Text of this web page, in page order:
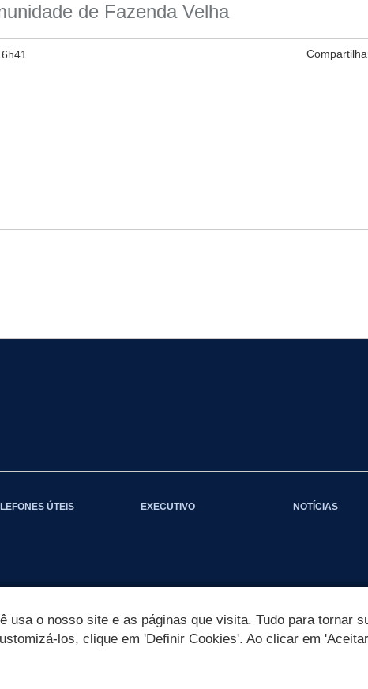
de Fazenda Velha
ÚTEIS EXECUTIVO NOTÍCIAS
o nosso site e as páginas que visita. Tudo para tornar
los, clique em 'Definir Cookies'. Ao clicar em